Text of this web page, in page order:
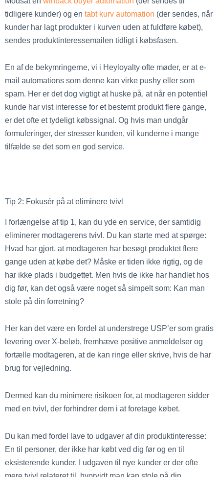
tidligere kunder) og en tabt kurv automation (der sendes, når
kunder har lagt produkter i kurven uden at fuldføre købet),
sendes produktinteressemailen tidligt i købsfasen.
En af de bekymringerne, vi i Heyloyalty ofte møder, er at e-
mail automations som denne kan virke pushy eller som
spam. Her er det dog vigtigt at huske på, at når en potentiel
kunde har vist interesse for et bestemt produkt flere gange,
er det ofte et tydeligt købssignal. Og hvis man undgår
formuleringer, der stresser kunden, vil kunderne i mange
tilfælde se det som en god service.
Tip 2: Fokusér på at eliminere tvivl
I forlængelse af tip 1, kan du yde en service, der samtidig
eliminerer modtagerens tvivl. Du kan starte med at spørge:
Hvad har gjort, at modtageren har besøgt produktet flere
gange uden at købe det? Måske er tiden ikke rigtig, og de
har ikke plads i budgettet. Men hvis de ikke har handlet hos
dig før, kan det også være noget så simpelt som: Kan man
stole på din forretning?
Her kan det være en fordel at understrege USP’er som gratis
levering over X-beløb, fremhæve positive anmeldelser og
fortælle modtageren, at de kan ringe eller skrive, hvis de har
brug for vejledning.
Dermed kan du minimere risikoen for, at modtageren sidder
med en tvivl, der forhindrer dem i at foretage købet.
Du kan med fordel lave to udgaver af din produktinteresse:
En til personer, der ikke har købt ved dig før og en til
eksisterende kunder. I udgaven til nye kunder er der ofte